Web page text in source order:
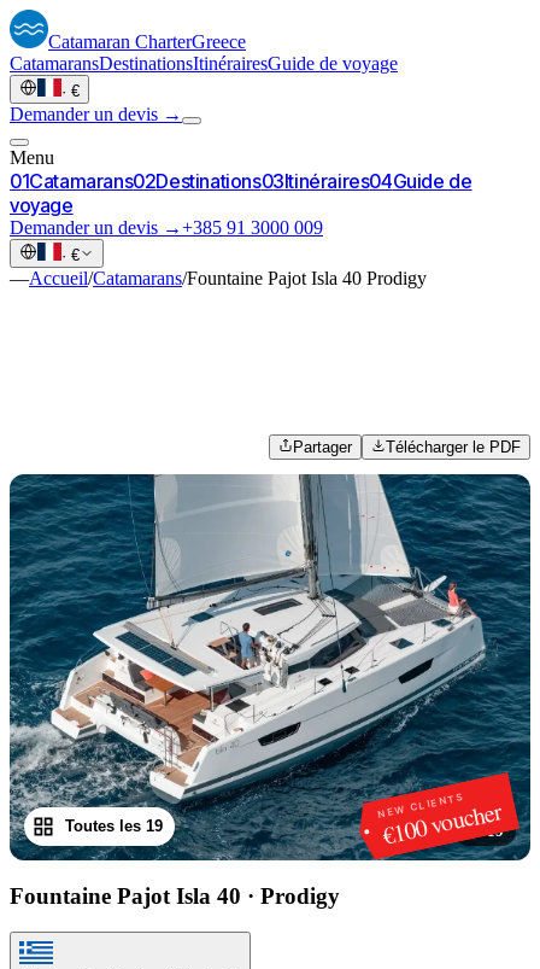
Catamaran CharterGreece
CatamaransDestinationsItinérairesGuide de voyage
· €
Demander un devis →
Menu
01Catamarans02Destinations03Itinéraires04Guide de
voyage
Demander un devis →+385 91 3000 009
· €
—Accueil/Catamarans/Fountaine Pajot Isla 40 Prodigy
Partager Télécharger le PDF
NEW CLIENTS
€100 voucher
1/19
Toutes les 19
Fountaine Pajot Isla 40 · Prodigy